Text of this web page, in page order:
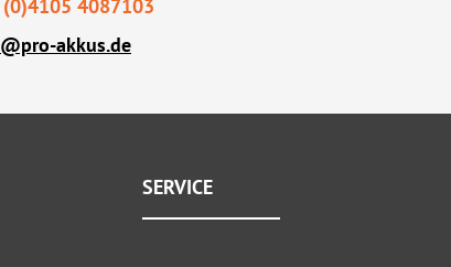
4087103
akkus.de
SERVICE